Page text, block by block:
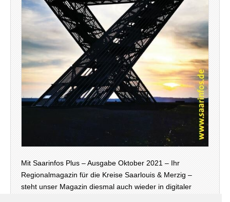
Mit Saarinfos Plus – Ausgabe Oktober 2021 – Ihr
Regionalmagazin für die Kreise Saarlouis & Merzig –
steht unser Magazin diesmal auch wieder in digitaler